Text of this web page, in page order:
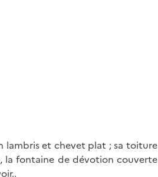
lambris et chevet plat ; sa toiture
la fontaine de dévotion couverte